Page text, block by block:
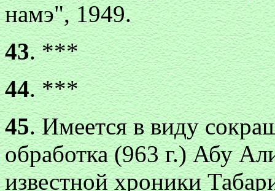
намэ", 1949.
43. ***
44. ***
45. Имеется в виду
обработка (963 г.) Абу
известной хроники